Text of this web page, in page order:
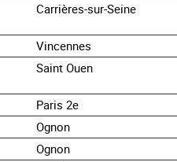
Carrières-sur-Seine
Vincennes
Saint Ouen
Paris 2e
Ognon
Ognon